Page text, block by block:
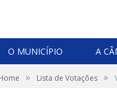
O MUNICÍPIO A
» Lista de Votações »